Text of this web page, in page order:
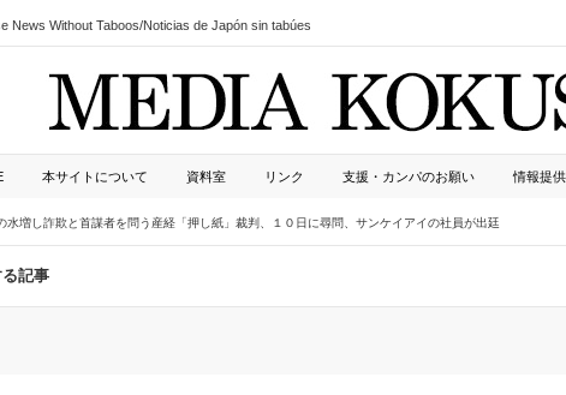
News Without Taboos/Noticias de Japón sin tabúes
本サイトについて 資料室 リンク 支援・カンパのお願い 情報提
水増し詐欺と首謀者を問う産経「押し紙」裁判、１０日に尋問、サンケイアイの社員が出廷
記事